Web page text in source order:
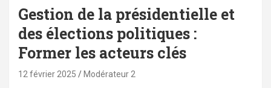
Gestion de la présidentielle et
des élections politiques :
Former les acteurs clés
12 février 2025 Modérateur 2